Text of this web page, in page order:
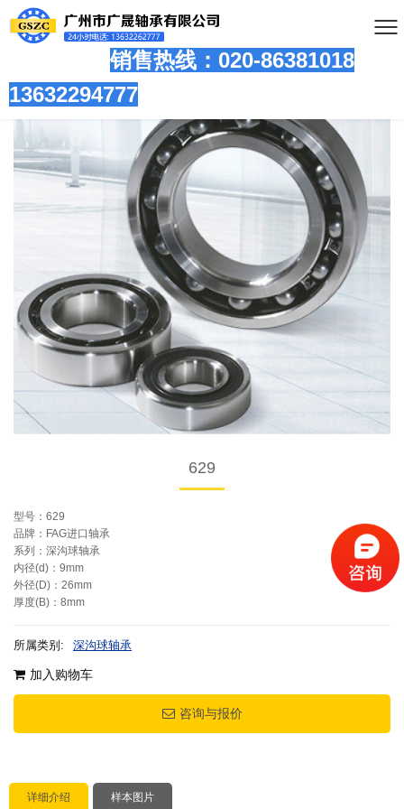
销售热线：020-86381018
13632294777
629
型号：629
品牌：FAG进口轴承
系列：深沟球轴承
内径(d)：9mm
外径(D)：26mm
厚度(B)：8mm
所属类别: 深沟球轴承
加入购物车
咨询与报价
详细介绍 样本图片